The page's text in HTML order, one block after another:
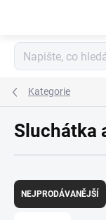
Kategorie
Sluchátka
Řazení
NEJPRODÁVANĚJŠÍ